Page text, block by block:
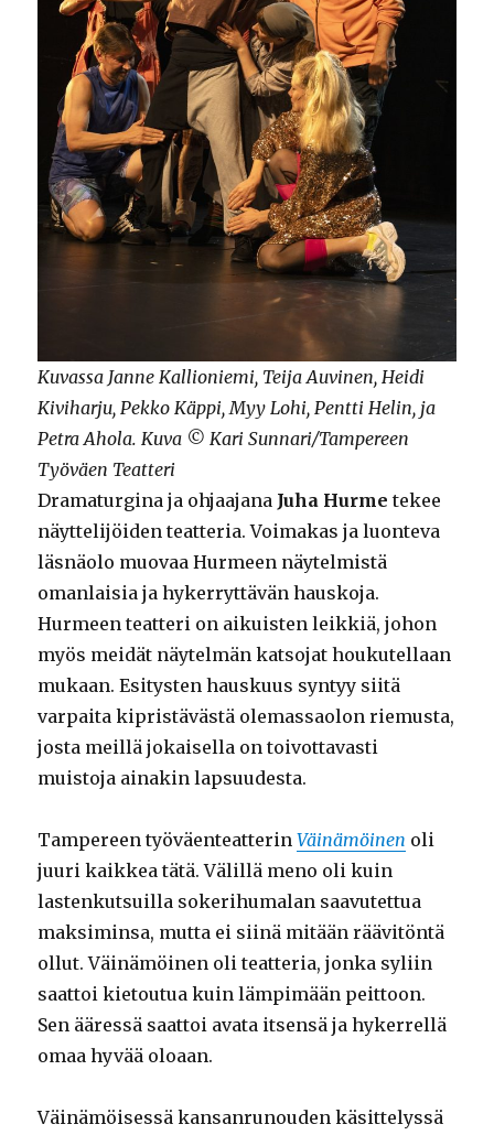
Kuvassa Janne Kallioniemi, Teija Auvinen, Heidi
Kiviharju, Pekko Käppi, Myy Lohi, Pentti Helin, ja
Petra Ahola. Kuva © Kari Sunnari/Tampereen
Työväen Teatteri
Dramaturgina ja ohjaajana Juha Hurme tekee
näyttelijöiden teatteria. Voimakas ja luonteva
läsnäolo muovaa Hurmeen näytelmistä
omanlaisia ja hykerryttävän hauskoja.
Hurmeen teatteri on aikuisten leikkiä, johon
myös meidät näytelmän katsojat houkutellaan
mukaan. Esitysten hauskuus syntyy siitä
varpaita kipristävästä olemassaolon riemusta,
josta meillä jokaisella on toivottavasti
muistoja ainakin lapsuudesta.
Tampereen työväenteatterinVäinämöinen oli
juuri kaikkea tätä. Välillä meno oli kuin
lastenkutsuilla sokerihumalan saavutettua
maksiminsa, mutta ei siinä mitään räävitöntä
ollut. Väinämöinen oli teatteria, jonka syliin
saattoi kietoutua kuin lämpimään peittoon.
Sen ääressä saattoi avata itsensä ja hykerrellä
omaa hyvää oloaan.
Väinämöisessä kansanrunouden käsittelyssä